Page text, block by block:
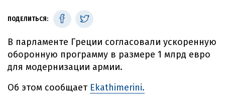
ПОДЕЛИТЬСЯ:
В парламенте Греции согласовали ускоренную
оборонную программу в размере 1 млрд евро
для модернизации армии.
Об этом сообщает Ekathimerini.